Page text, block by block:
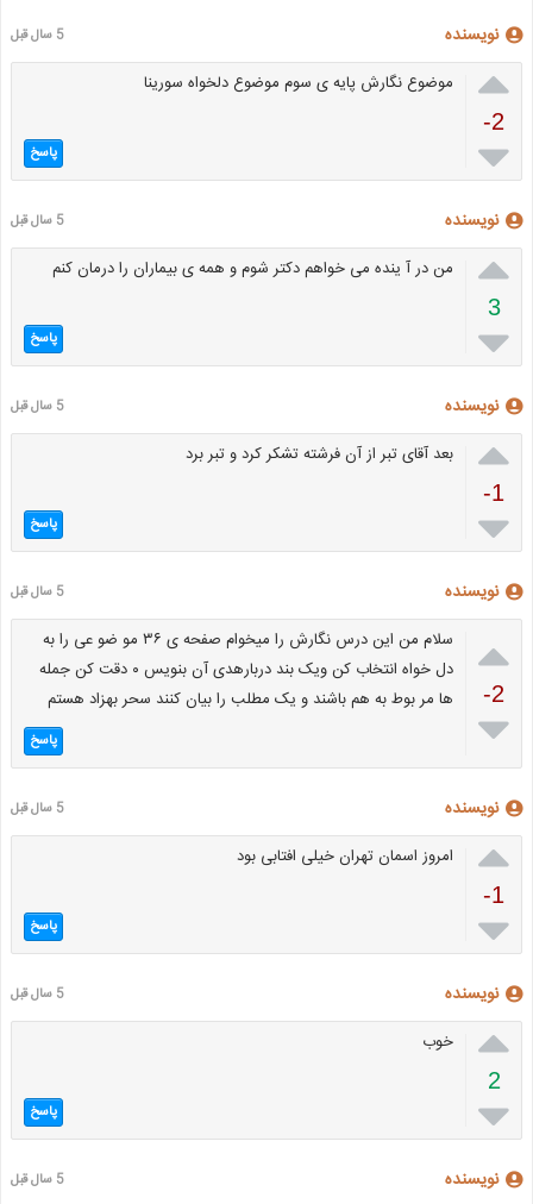
نویسنده 5 سال قبل

-2

موضوع نگارش پایه ی سوم موضوع دلخواه سورینا
پاسخ
نویسنده 5 سال قبل

3

من در آ ینده می خواهم دکتر شوم و همه ی بیماران را درمان کنم
پاسخ
نویسنده 5 سال قبل

-1

بعد آقای تبر از آن فرشته تشکر کرد و تبر برد
پاسخ
نویسنده 5 سال قبل

-2

سلام من این درس نگارش را میخوام صفحه ی ۳۶ مو ضو عی را به
دل خواه انتخاب کن ویک بند دربارهدی آن بنویس ۰ دقت کن جمله
ها مر بوط به هم باشند و یک مطلب را بیان کنند سحر بهزاد هستم
پاسخ
نویسنده 5 سال قبل

-1

امروز اسمان تهران خیلی افتابی بود
پاسخ
نویسنده 5 سال قبل

2

خوب
پاسخ
نویسنده 5 سال قبل